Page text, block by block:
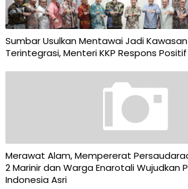
Sumbar Usulkan Mentawai Jadi
Terintegrasi, Menteri KKP Respons Positif
Merawat Alam, Mempererat
2 Marinir dan Warga Enarotali Wujudkan
Indonesia Asri